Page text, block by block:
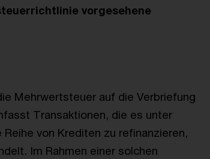
vorgesehene
Mehrwertsteuer auf die Verbriefung
Transaktionen, die es unter
von Krediten zu refinanzieren,
Im Rahmen einer solchen